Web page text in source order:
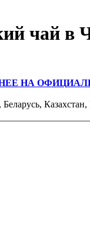
чай в
НА
Беларусь,